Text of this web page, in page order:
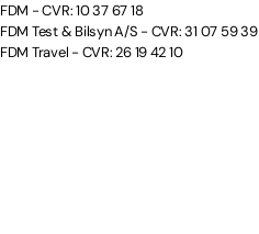
FDM - CVR: 10 37 67 18
FDM Test & Bilsyn A/S - CVR: 31 07 59 39
FDM Travel - CVR: 26 19 42 10